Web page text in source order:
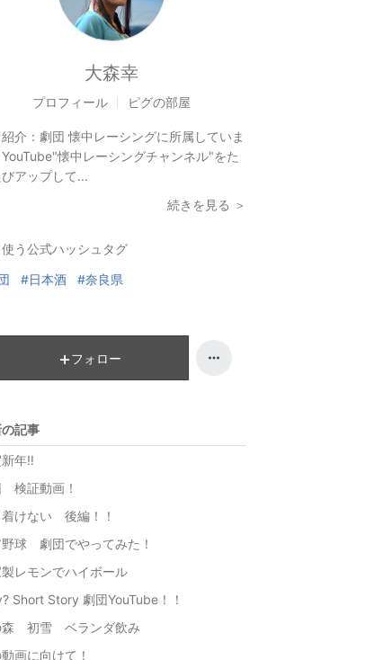
大森幸
プロフィール ピグの部屋
介： 劇団 懐中レーシングに所属していま
懐中レーシングチャンネル"をた
アップして...
続きを見る ＞
使う公式ハッシュタグ
#日本酒 #奈良県
フォロー
記事
年‼️
検証動画！
けない 後編！！
野球 劇団でやってみた！
製レモンでハイボール
Short Story 劇団YouTube！！
森 初雪 ベランダ飲み
画に向けて！